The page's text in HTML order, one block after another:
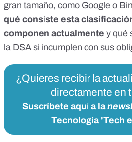
gran tamaño, como Google o
qué consiste esta
componen actualmente y qué
la DSA si incumplen con sus
¿Quieres recibir la
directamente en
Suscríbete aquí a la
Tecnología 'Tech